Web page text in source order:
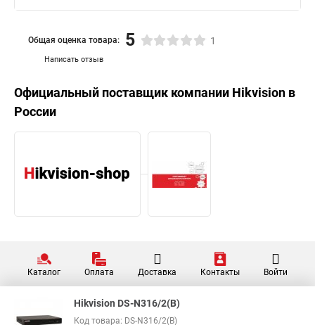
Написать отзыв
Общая оценка товара: 5 1
Официальный поставщик компании Hikvision в
России
Каталог Оплата Доставка Контакты Войти
Hikvision DS-N316/2(B)
Код товара: DS-N316/2(B)